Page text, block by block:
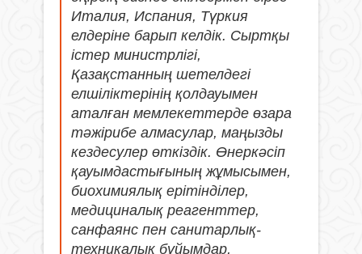
Италия, Испания, Түркия
елдеріне барып келдік. Сыртқы
істер министрлігі,
Қазақстанның шетелдегі
елшіліктерінің қолдауымен
аталған мемлекеттерде өзара
тәжірибе алмасулар, маңызды
кездесулер өткіздік. Өнеркәсіп
қауымдастығының жұмысымен,
биохимиялық ерітінділер,
медициналық реагенттер,
санфаянс пен санитарлық-
техникалық бұйымдар,